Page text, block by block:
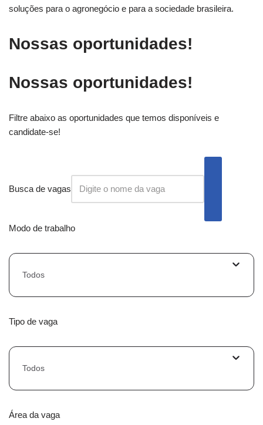
soluções para o agronegócio e para a sociedade brasileira.
Nossas oportunidades!
Nossas oportunidades!
Filtre abaixo as oportunidades que temos disponíveis e
candidate-se!
Busca de vagas
Modo de trabalho
Todos
Tipo de vaga
Todos
Área da vaga